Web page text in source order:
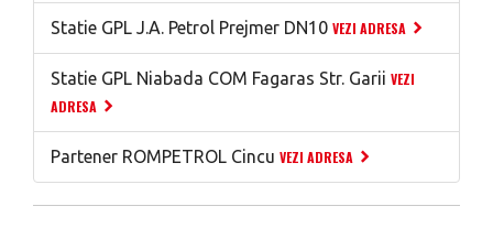
Statie GPL J.A. Petrol Prejmer DN10 VEZI ADRESA
Statie GPL Niabada COM Fagaras Str. Garii VEZI
ADRESA
Partener ROMPETROL Cincu VEZI ADRESA